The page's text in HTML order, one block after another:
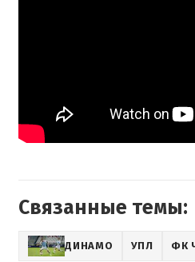
Связанные темы:
ДИНАМО УПЛ ФК